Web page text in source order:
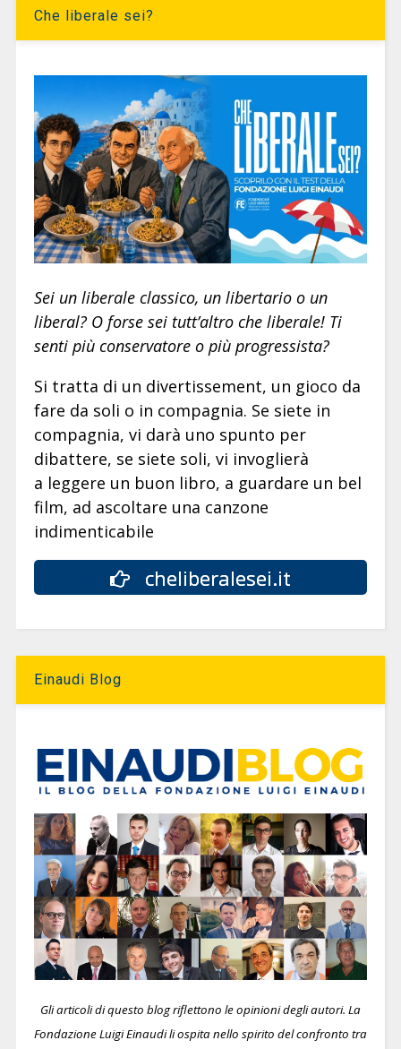
Che liberale sei?
Sei un liberale classico, un libertario o un
liberal? O forse sei tutt’altro che liberale! Ti
senti più conservatore o più progressista?
Si tratta di un divertissement, un gioco da
fare da soli o in compagnia. Se siete in
compagnia, vi darà uno spunto per
dibattere, se siete soli, vi invoglierà
a leggere un buon libro, a guardare un bel
film, ad ascoltare una canzone
indimenticabile
cheliberalesei.it
Einaudi Blog
Gli articoli di questo blog riflettono le opinioni degli autori. La
Fondazione Luigi Einaudi li ospita nello spirito del confronto tra